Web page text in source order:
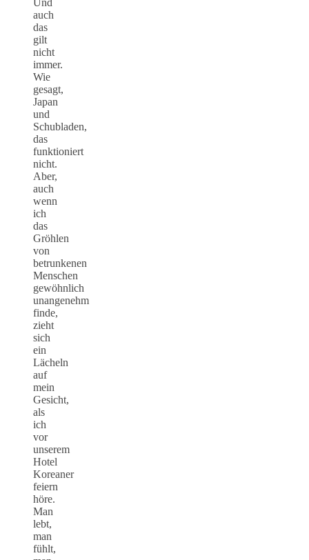
Und
auch
das
gilt
nicht
immer.
Wie
gesagt,
Japan
und
Schubladen,
das
funktioniert
nicht.
Aber,
auch
wenn
ich
das
Gröhlen
von
betrunkenen
Menschen
gewöhnlich
unangenehm
finde,
zieht
sich
ein
Lächeln
auf
mein
Gesicht,
als
ich
vor
unserem
Hotel
Koreaner
feiern
höre.
Man
lebt,
man
fühlt,